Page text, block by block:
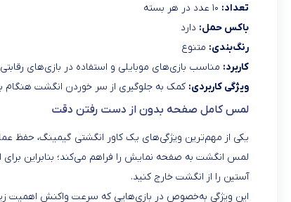
تعداد:
باکس حمل: دارد
رنگ‌بندی: متنوع
کاربرد: مناسب بازی‌های موبایلی و استفاده در بازی‌های رقابتی
ویژگی کاربردی: کمک به جلوگیری از سر خوردن انگشت هنگام
لمس کامل صفحه بدون از دست رفتن دقت
یکی از مهم‌ترین ویژگی‌های یک کاور انگشتی گیمینگ، حفظ
لمس انگشت به صفحه نمایش را فراهم می‌کند؛ بنابراین
آستین را از انگشت خارج کنید.
این ویژگی به‌خصوص در بازی‌هایی که سرعت واکنش اهمیت